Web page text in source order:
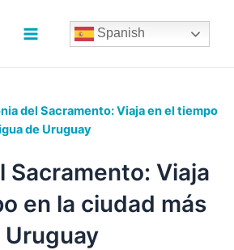
Spanish
del Sacramento: Viaja en el tiempo
de Uruguay
Sacramento: Viaja
en la ciudad más